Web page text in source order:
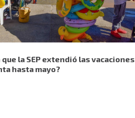
que la SEP extendió las vacaciones
hasta mayo?